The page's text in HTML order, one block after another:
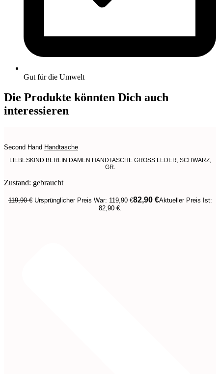
Gut für die Umwelt
Die Produkte könnten Dich auch
interessieren
Second Hand Handtasche
LIEBESKIND BERLIN DAMEN HANDTASCHE GROSS LEDER, SCHWARZ,
GR.
Zustand: gebraucht
119,90€ Ursprünglicher Preis War: 119,90 €82,90 €Aktueller Preis Ist:
82,90 €.